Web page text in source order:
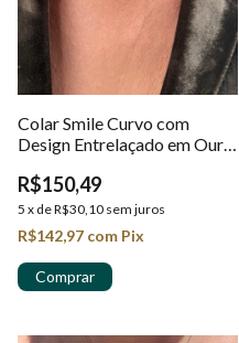
Colar Smile Curvo com
Design Entrelaçado em Ouro
R$150,49
5 x deR$30,10 sem juros
R$142,97 com Pix